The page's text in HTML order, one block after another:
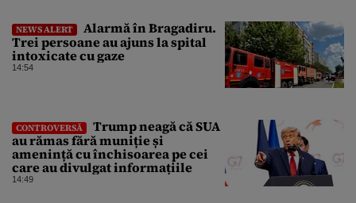
NEWS ALERT
Alarmă în Bragadiru.
Trei persoane au ajuns la spital
intoxicate cu gaze
14:54
CONTROVERSĂ
Trump neagă că SUA
au rămas fără muniție și
amenință cu închisoarea pe cei
care au divulgat informațiile
14:49